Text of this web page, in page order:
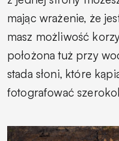
mając wrażenie, że
masz możliwość
położona tuż przy
stada słoni, które
fotografować